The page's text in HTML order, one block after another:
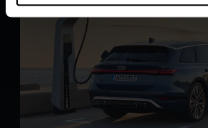
6
7
8
7
8
9